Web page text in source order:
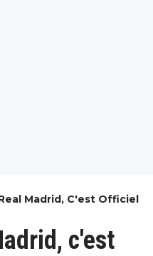
Madrid, C'est Officiel
c'est